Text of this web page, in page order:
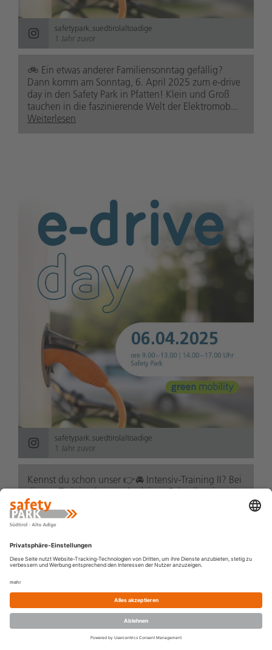
GUTSCHEIN NEWS
safetypark.suedtirolaltoadige
1 Jahr zuvor
🚲️ Ein etwas anderer Familiensonntag gefällig?
Dann komm am Sonntag, 6. April 2025 zum e-drive
day in den Safety Park in Pfatten! Klein und Groß
tauchen in die faszinierende Welt der Elektromob...
Weiterlesen
safetypark.suedtirolaltoadige
1 Jahr zuvor
Kennst du schon unser 👉🚘 Intensiv-Training II? Bei
diesem Training kannst du deinen Fahrstil weiter
verfeinern und wiederholst die Übungen aus dem
Intensiv-Training I bei höherer Geschwindigke...
Weiterlesen